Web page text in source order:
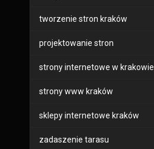
tworzenie stron kraków
projektowanie stron
strony internetowe w krakowie
strony www kraków
sklepy internetowe kraków
zadaszenie tarasu